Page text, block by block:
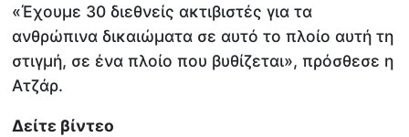
«Έχουμε 30 διεθνείς ακτιβιστές για τα
ανθρώπινα δικαιώματα σε αυτό το πλοίο αυτή τη
στιγμή, σε ένα πλοίο που βυθίζεται», πρόσθεσε η
Ατζάρ.
Δείτε βίντεο